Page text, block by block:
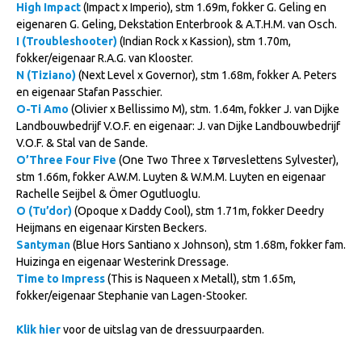
Veulens en merries
Zoek een NRPS paard
PEDIGREE ONLINE
Informatie aan je paard of pony toevoegen
Onze fokkerij
Fokprogramma's en registratie
Informatie veulen registratie
Veulen registratie
NRPS-Boegbeeld
Predicaten
High Impact(Impact x Imperio), stm 1.69m, fokker G. Geling en
eigenaren G. Geling, Dekstation Enterbrook & A.T.H.M. van Osch.
I (Troubleshooter)(Indian Rock x Kassion), stm 1.70m,
fokker/eigenaar R.A.G. van Klooster.
N (Tiziano)(Next Level x Governor), stm 1.68m, fokker A. Peters
en eigenaar Stafan Passchier.
O-Ti Amo (Olivier x Bellissimo M), stm. 1.64m, fokker J. van Dijke
Landbouwbedrijf V.O.F. en eigenaar: J. van Dijke Landbouwbedrijf
V.O.F. & Stal van de Sande.
O’Three Four Five (One Two Three x Tørveslettens Sylvester),
stm 1.66m, fokker A.W.M. Luyten & W.M.M. Luyten en eigenaar
Rachelle Seijbel & Ömer Ogutluoglu.
O (Tu’dor)(Opoque x Daddy Cool), stm 1.71m, fokker Deedry
Heijmans en eigenaar Kirsten Beckers.
Santyman(Blue Hors Santiano x Johnson), stm 1.68m, fokker fam.
Huizinga en eigenaar Westerink Dressage.
Time to Impress(This is Naqueen x Metall), stm 1.65m,
fokker/eigenaar Stephanie van Lagen-Stooker.
Klik hiervoor de uitslag van de dressuurpaarden.